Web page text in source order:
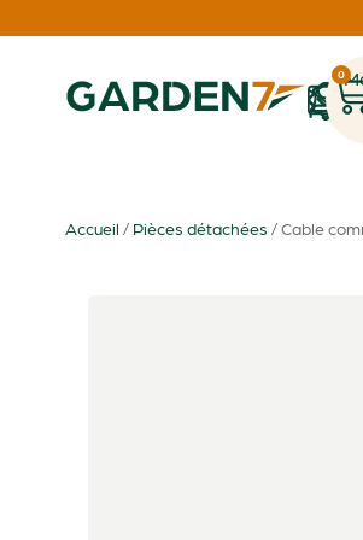
1
0
Accueil / Pièces détachées / Cable